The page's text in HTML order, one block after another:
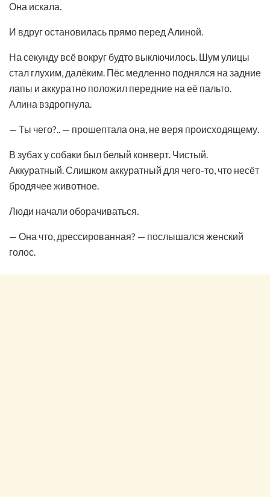
Она искала.
И вдруг остановилась прямо перед Алиной.
На секунду всё вокруг будто выключилось. Шум улицы
стал глухим, далёким. Пёс медленно поднялся на задние
лапы и аккуратно положил передние на её пальто.
Алина вздрогнула.
— Ты чего?.. — прошептала она, не веря происходящему.
В зубах у собаки был белый конверт. Чистый.
Аккуратный. Слишком аккуратный для чего-то, что несёт
бродячее животное.
Люди начали оборачиваться.
— Она что, дрессированная? — послышался женский
голос.